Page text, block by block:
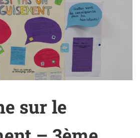
sur le